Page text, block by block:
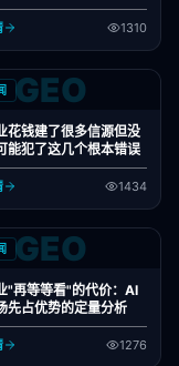
1310
GEO
花钱建了很多信源但没
能犯了这几个根本错误
1434
GEO
"再等等看"的代价：AI
先占优势的定量分析
1276